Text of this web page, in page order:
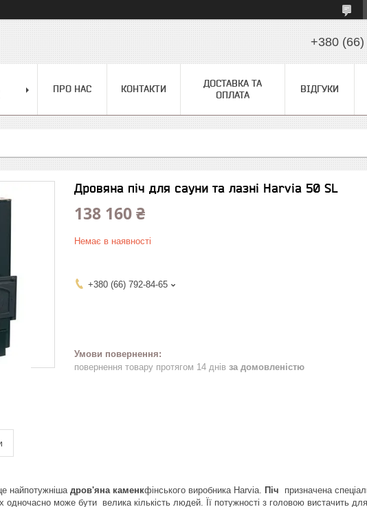
+380
ПРО НАС КОНТАКТИ
ДОСТАВКА ТА
ОПЛАТА
ВІДГУКИ
Дровяна піч для сауни та лазні Harvia 50 SL
138 160 ₴
Немає в наявності
+380 (66) 792-84-65
повернення товару протягом 14 днів за домовленістю
найпотужніша дров'яна каменкфінського виробника Harvia. Піч призначена
одночасно може бути велика кількість людей. Її потужності з головою вистачить